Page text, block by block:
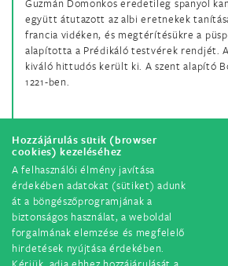
Hozzájárulás sütik (browser
cookies) kezeléséhez
A felhasználói élmény javítása
érdekében adatokat (sütiket) adunk
át a böngészőprogramjának a
biztonságos használat, a weboldal
forgalmának elemzése és megfelelő
hirdetések nyújtása érdekében.
Guzmán Domonkos eredetileg spanyol
együtt átutazott az albi eretnekek
francia vidéken, és megtérítésükre a
alapította a Prédikáló testvérek rendjét.
kiváló hittudós került ki. A szent alapító
1221-ben.
© Minden jog fenntartva. 2018.